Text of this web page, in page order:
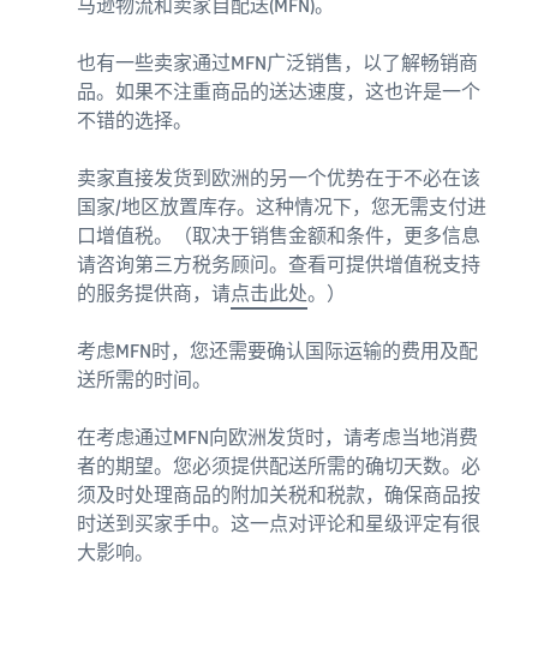
马逊物流和卖家自配送(MFN)。
也有一些卖家通过MFN广泛销售，以了解畅销商
品。如果不注重商品的送达速度，这也许是一个
不错的选择。
卖家直接发货到欧洲的另一个优势在于不必在该
国家/地区放置库存。这种情况下，您无需支付进
口增值税。（取决于销售金额和条件，更多信息
请咨询第三方税务顾问。查看可提供增值税支持
的服务提供商，请点击此处。）
考虑MFN时，您还需要确认国际运输的费用及配
送所需的时间。
在考虑通过MFN向欧洲发货时，请考虑当地消费
者的期望。您必须提供配送所需的确切天数。必
须及时处理商品的附加关税和税款，确保商品按
时送到买家手中。这一点对评论和星级评定有很
大影响。